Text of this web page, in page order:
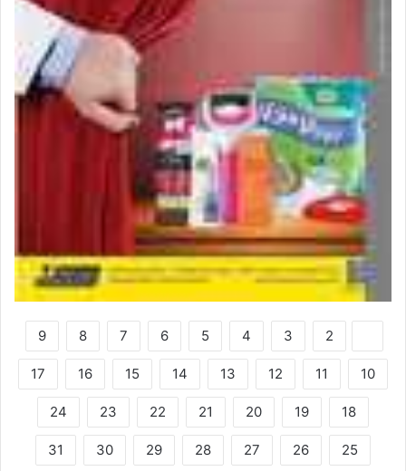
2
3
4
5
6
7
8
9
10
11
12
13
14
15
16
17
18
19
20
21
22
23
24
25
26
27
28
29
30
31